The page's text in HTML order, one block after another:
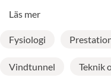
Läs mer
Fysiologi
Vindtunnel Teknik